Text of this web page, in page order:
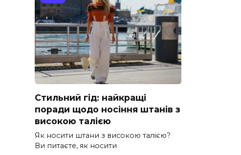
Стильний гід: найкращі
поради щодо носіння штанів з
високою талією
Як носити штани з високою талією?
Ви питаєте, як носити